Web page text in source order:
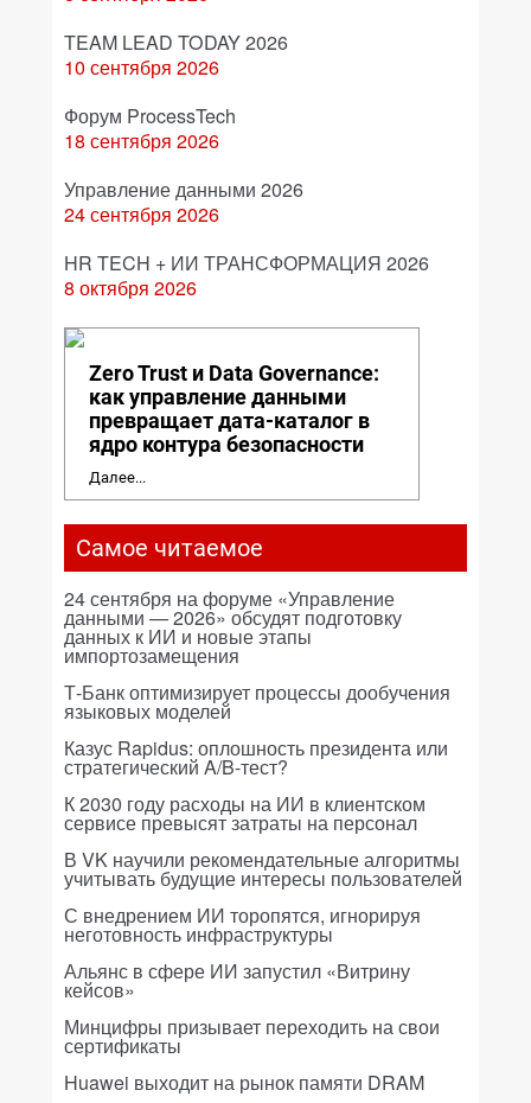
TEAM LEAD TODAY 2026
10 сентября 2026
Форум ProcessTech
18 сентября 2026
Управление данными 2026
24 сентября 2026
HR TECH + ИИ ТРАНСФОРМАЦИЯ 2026
8 октября 2026
Zero Trust и Data Governance:
как управление данными
превращает дата-каталог в
ядро контура безопасности
Далее...
Самое читаемое
24 сентября на форуме «Управление
данными — 2026» обсудят подготовку
данных к ИИ и новые этапы
импортозамещения
Т-Банк оптимизирует процессы дообучения
языковых моделей
Казус Rapidus: оплошность президента или
стратегический A/B-тест?
К 2030 году расходы на ИИ в клиентском
сервисе превысят затраты на персонал
В VK научили рекомендательные алгоритмы
учитывать будущие интересы пользователей
С внедрением ИИ торопятся, игнорируя
неготовность инфраструктуры
Альянс в сфере ИИ запустил «Витрину
кейсов»
Минцифры призывает переходить на свои
сертификаты
Huawei выходит на рынок памяти DRAM